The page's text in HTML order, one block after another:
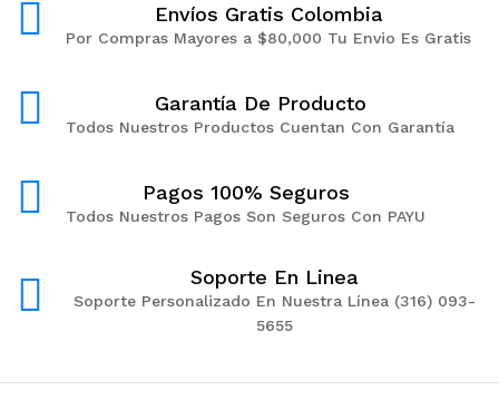
Envíos Gratis Colombia
Por Compras Mayores a $80,000 Tu Envio Es Gratis
Garantía De Producto
Todos Nuestros Productos Cuentan Con Garantía
Pagos 100% Seguros
Todos Nuestros Pagos Son Seguros Con PAYU
Soporte En Linea
Soporte Personalizado En Nuestra Línea (316) 093-
5655